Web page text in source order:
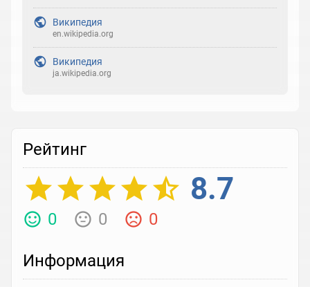
Википедия
en.wikipedia.org
Википедия
ja.wikipedia.org
Рейтинг
8.7
0 0 0
Информация